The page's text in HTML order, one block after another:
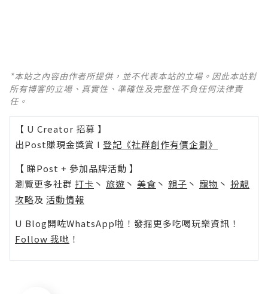
*本站之內容由作者所提供，並不代表本站的立場。因此本站對
所有博客的立場、真實性、準確性及完整性不負任何法律責
任。
【 U Creator 招募 】
出Post賺現金獎賞 l 登記《社群創作有價企劃》
【 睇Post + 參加品牌活動 】
瀏覽更多社群 打卡 丶 旅遊 丶 美食 丶 親子 丶 寵物 丶 扮靚
攻略及 活動情報
U Blog開咗WhatsApp啦！發掘更多吃喝玩樂資訊！
Follow 我哋 ！